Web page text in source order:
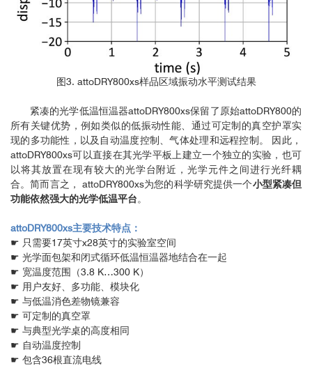
图3. attoDRY800xs样品区域振动水平测试结果
紧凑的光学低温恒温器attoDRY800xs保留了原始attoDRY800的
所有关键优势，例如类似的低振动性能、通过可定制的真空护罩实
现的多功能性，以及自动温度控制、气体处理和远程控制。 因此，
attoDRY800xs可以直接在其光学平板上建立一个独立的实验，也可
以将其放置在现有较大的光学台附近，光学元件之间进行光纤耦
合。简而言之， attoDRY800xs为您的科学研究提供一个小型紧凑但
功能依然强大的光学低温平台。
attoDRY800xs主要技术特点：
☛ 只需要17英寸x28英寸的实验室空间
☛ 光学面包架和闭式循环低温恒温器地结合在一起
☛ 宽温度范围（3.8 K…300 K）
☛ 用户友好、多功能、模块化
☛ 与低温消色差物镜兼容
☛ 可定制的真空罩
☛ 与典型光学桌的高度相同
☛ 自动温度控制
☛ 包含36根直流电线